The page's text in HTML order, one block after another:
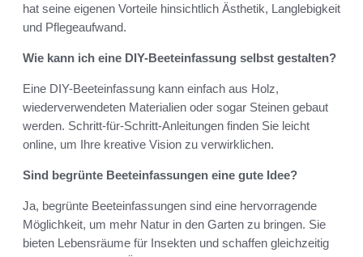
hat seine eigenen Vorteile hinsichtlich Ästhetik, Langlebigkeit
und Pflegeaufwand.
Wie kann ich eine DIY-Beeteinfassung selbst gestalten?
Eine DIY-Beeteinfassung kann einfach aus Holz,
wiederverwendeten Materialien oder sogar Steinen gebaut
werden. Schritt-für-Schritt-Anleitungen finden Sie leicht
online, um Ihre kreative Vision zu verwirklichen.
Sind begrünte Beeteinfassungen eine gute Idee?
Ja, begrünte Beeteinfassungen sind eine hervorragende
Möglichkeit, um mehr Natur in den Garten zu bringen. Sie
bieten Lebensräume für Insekten und schaffen gleichzeitig